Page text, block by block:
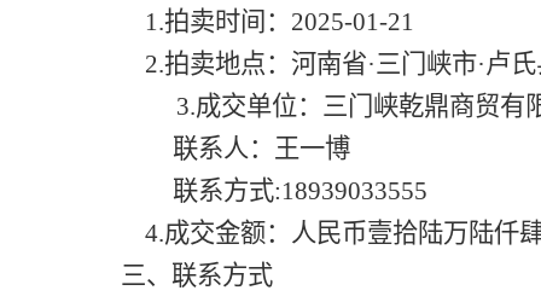
1.拍卖时间：2025-01-21
2.拍卖地点：河南省·三门峡市·卢
3.成交单位：三门峡乾鼎商贸
联系人：王一博
联系方式:18939033555
4.成交金额： 人民币壹拾陆万陆仟
三、联系方式